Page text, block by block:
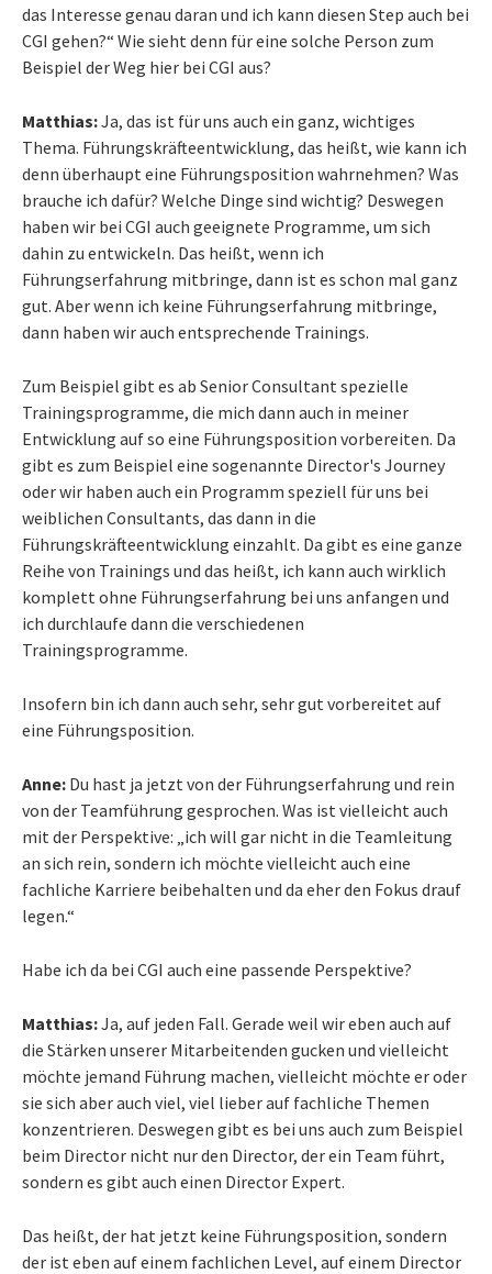
das Interesse genau daran und ich kann diesen Step auch bei
CGI gehen?“ Wie sieht denn für eine solche Person zum
Beispiel der Weg hier bei CGI aus?
Matthias:Ja, das ist für uns auch ein ganz, wichtiges
Thema. Führungskräfteentwicklung, das heißt, wie kann ich
denn überhaupt eine Führungsposition wahrnehmen? Was
brauche ich dafür? Welche Dinge sind wichtig? Deswegen
haben wir bei CGI auch geeignete Programme, um sich
dahin zu entwickeln. Das heißt, wenn ich
Führungserfahrung mitbringe, dann ist es schon mal ganz
gut. Aber wenn ich keine Führungserfahrung mitbringe,
dann haben wir auch entsprechende Trainings.
Zum Beispiel gibt es ab Senior Consultant spezielle
Trainingsprogramme, die mich dann auch in meiner
Entwicklung auf so eine Führungsposition vorbereiten. Da
gibt es zum Beispiel eine sogenannte Director's Journey
oder wir haben auch ein Programm speziell für uns bei
weiblichen Consultants, das dann in die
Führungskräfteentwicklung einzahlt. Da gibt es eine ganze
Reihe von Trainings und das heißt, ich kann auch wirklich
komplett ohne Führungserfahrung bei uns anfangen und
ich durchlaufe dann die verschiedenen
Trainingsprogramme.
Insofern bin ich dann auch sehr, sehr gut vorbereitet auf
eine Führungsposition.
Anne: Du hast ja jetzt von der Führungserfahrung und rein
von der Teamführung gesprochen. Was ist vielleicht auch
mit der Perspektive: „ich will gar nicht in die Teamleitung
an sich rein, sondern ich möchte vielleicht auch eine
fachliche Karriere beibehalten und da eher den Fokus drauf
legen.“
Habe ich da bei CGI auch eine passende Perspektive?
Matthias:Ja, auf jeden Fall. Gerade weil wir eben auch auf
die Stärken unserer Mitarbeitenden gucken und vielleicht
möchte jemand Führung machen, vielleicht möchte er oder
sie sich aber auch viel, viel lieber auf fachliche Themen
konzentrieren. Deswegen gibt es bei uns auch zum Beispiel
beim Director nicht nur den Director, der ein Team führt,
sondern es gibt auch einen Director Expert.
Das heißt, der hat jetzt keine Führungsposition, sondern
der ist eben auf einem fachlichen Level, auf einem Director